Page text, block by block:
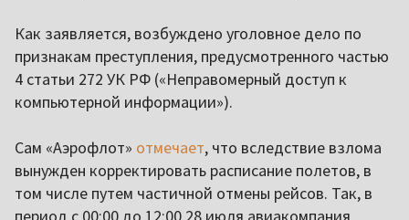
Как заявляется, возбуждено уголовное дело по
признакам преступления, предусмотренного частью
4 статьи 272 УК РФ («Неправомерный доступ к
компьютерной информации»).
Сам «Аэрофлот» отмечает, что вследствие взлома
вынужден корректировать расписание полетов, в
том числе путем частичной отмены рейсов. Так, в